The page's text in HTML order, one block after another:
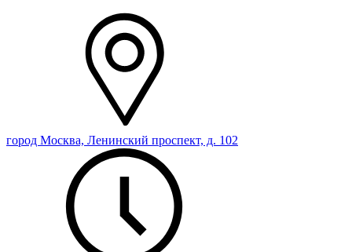
город Москва, Ленинский проспект, д. 102